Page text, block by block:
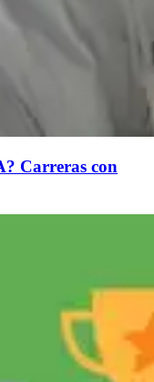
Carreras con